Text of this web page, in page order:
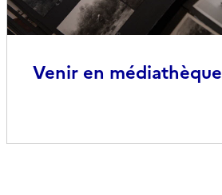
Venir en médiathèque